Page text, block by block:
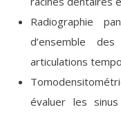
Radiographie
d’ensemble
articulations
évaluer les